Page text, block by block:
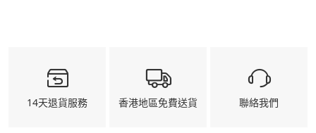
14天退貨服務 香港地區免費送貨 聯絡我們